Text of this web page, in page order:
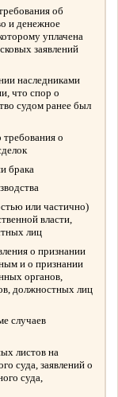
об
и денежное
уплачена
заявлений
наследниками
что спор о
судом ранее был
требования о
брака
или частично)
власти,
лиц
о признании
и о признании
органов,
должностных лиц
случаев
листов на
суда, заявлений о
суда,